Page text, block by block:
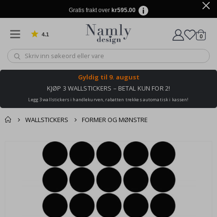
Gratis frakt over kr595.00
4.1 Basert på 1024 stemmer 0varer
Gyldig til 9. august
KJØP 3 WALLSTICKERS – BETAL KUN FOR 2!
Legg 3 wallstickers i handlekurven, rabatten trekkes automatisk i kassen!
WALLSTICKERS FORMER OG MØNSTRE
Andre kjøpte
produkter